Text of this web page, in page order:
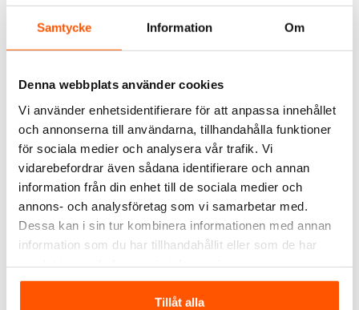
Samtycke Information Om
Denna webbplats använder cookies
Vi använder enhetsidentifierare för att anpassa innehållet
och annonserna till användarna, tillhandahålla funktioner
för sociala medier och analysera vår trafik. Vi
vidarebefordrar även sådana identifierare och annan
information från din enhet till de sociala medier och
annons- och analysföretag som vi samarbetar med.
Dessa kan i sin tur kombinera informationen med annan
information som du har tillhandahållit eller som de har
Tillåt alla
Träborrsats 8st
Tolsen
49,00 kr
LÄGG I VARUKORG
Namron Hammarborr
SDS+ 6x160mm
Namron
63,00 kr
LÄGG I VARUKORG